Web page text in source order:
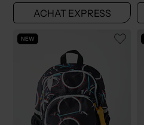
ACHAT EXPRESS
NEW